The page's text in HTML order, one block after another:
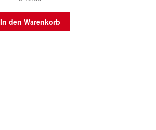
In den Warenkorb